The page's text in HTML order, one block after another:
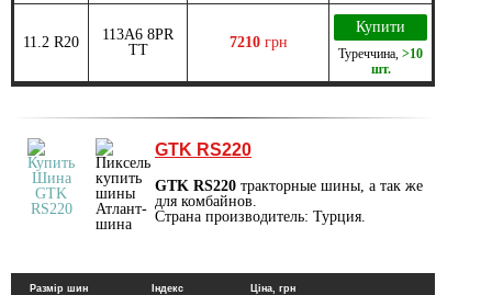
11.2 R20
113A6 8PR
TT
7210 грн
Купити
Туреччина >10
шт.
GTK RS220
GTK RS220 тракторные шины, а так же
для комбайнов.
Страна производитель: Турция.
Размір шин Індекс Ціна, грн